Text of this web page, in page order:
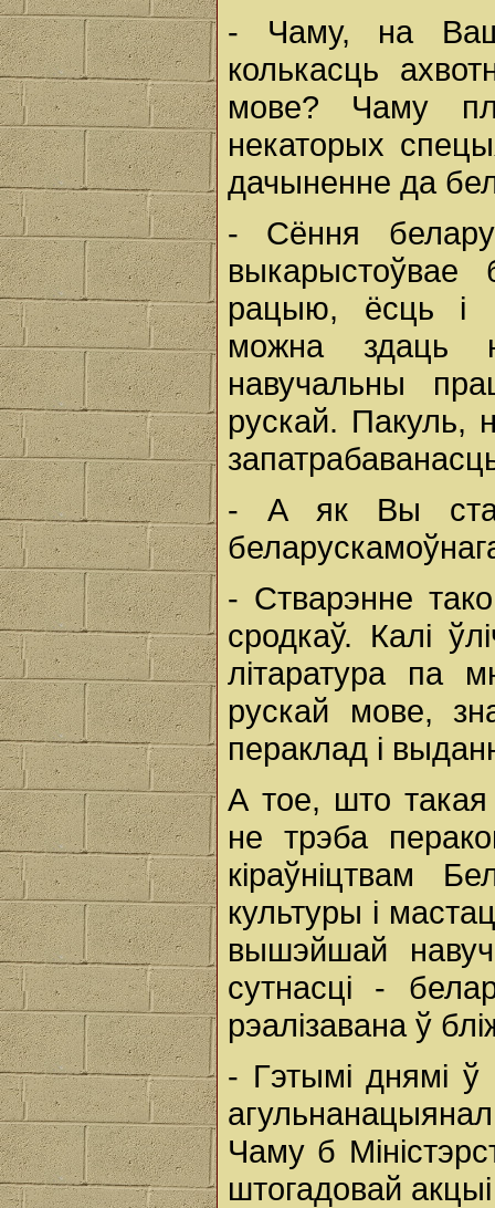
- Чаму, на
колькасць
мове? Чаму
некаторых
дачыненне да
- Сёння
рацыю, ёсць і
можна здаць
навучальны
рускай. Пакуль,
- А як Вы
- Стварэнне
сродкаў. Калі
літаратура па
рускай мове,
пераклад і
А тое, што такая
не трэба
кіраўніцтвам
культуры і
вышэйшай
сутнасці -
рэалізавана ў
- Гэтымі днямі ў
Чаму б
штогадовай акцыі